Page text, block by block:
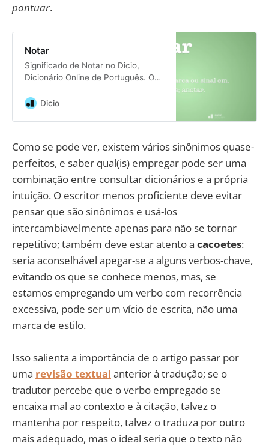
pontuar.
Notar
Significado de Notar no Dicio,
Dicionário Online de Português. O
sinal em. Tomar notas; anotar.
Dicio
Como se pode ver, existem vários sinônimos quase-
perfeitos, e saber qual(is) empregar pode ser uma
combinação entre consultar dicionários e a própria
intuição. O escritor menos proficiente deve evitar
pensar que são sinônimos e usá-los
intercambiavelmente apenas para não se tornar
repetitivo; também deve estar atento a cacoetes:
seria aconselhável apegar-se a alguns verbos-chave,
evitando os que se conhece menos, mas, se
estamos empregando um verbo com recorrência
excessiva, pode ser um vício de escrita, não uma
marca de estilo.
Isso salienta a importância de o artigo passar por
uma revisão textual anterior à tradução; se o
tradutor percebe que o verbo empregado se
encaixa mal ao contexto e à citação, talvez o
mantenha por respeito, talvez o traduza por outro
mais adequado, mas o ideal seria que o texto não